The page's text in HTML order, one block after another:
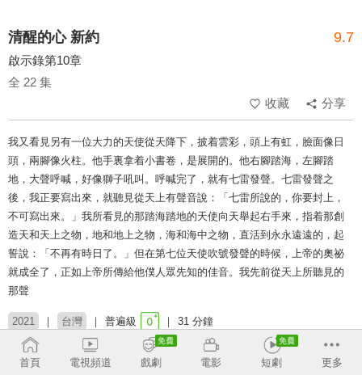
清醒的心 新約 9.7
啟示錄第10章
全 22 集
收藏
分享
我又看見另有一位大力的天使從天降下，披着雲彩，頭上有虹，臉面像日
頭，兩腳像火柱。他手裏拿着小書卷，是展開的。他右腳踏海，左腳踏
地，大聲呼喊，好像獅子吼叫。呼喊完了，就有七雷發聲。七雷發聲之
後，我正要寫出來，就聽見從天上有聲音說：「七雷所說的，你要封上，
不可寫出來。」我所看見的那踏海踏地的天使向天舉起右手來，指着那創
造天和天上之物，地和地上之物，海和海中之物，直活到永永遠遠的，起
誓說：「不再有時日了。」但在第七位天使吹號發聲的時候，上帝的奧祕
就成全了，正如上帝所傳給他僕人眾先知的佳音。我先前從天上所聽見的
那聲
2021 台灣 普遍級 31 分鐘
類別： 靈修
聖經
首頁
電視頻道 戲劇 電影 短劇 更多